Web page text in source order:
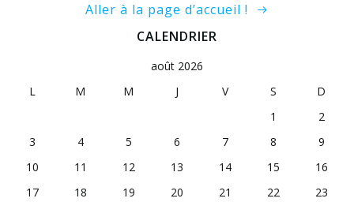
Aller à la page d’accueil !
CALENDRIER
août 2026
L
M M J V S
D
1
2
3
4 5 6 7 8
9
10
11 12 13 14 15
16
17
18 19 20 21 22 23